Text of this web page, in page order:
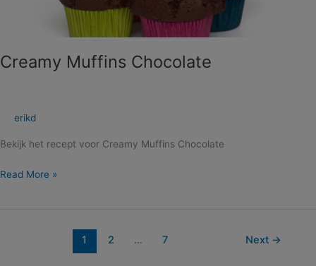
Creamy Muffins Chocolate
erikd
Bekijk het recept voor Creamy Muffins Chocolate
Read More »
1 2 … 7 Next →